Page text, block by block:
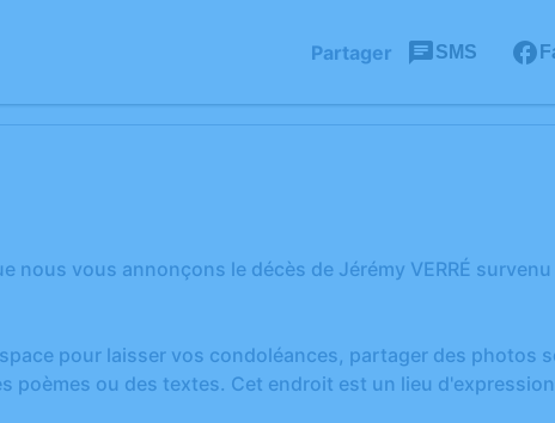
Partager SMS
nous vous annonçons le décès de Jérémy VERRÉ
pour laisser vos condoléances, partager des photos
poèmes ou des textes. Cet endroit est un lieu